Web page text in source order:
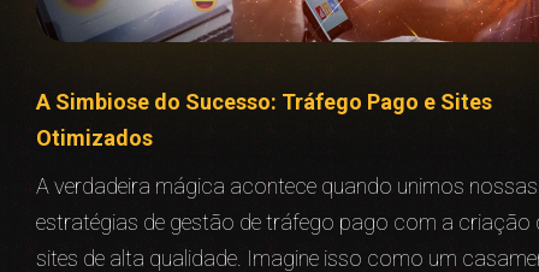
A Simbiose do Sucesso: Tráfego Pago e Sites
Otimizados
A verdadeira mágica acontece quando unimos nossas
estratégias de gestão de tráfego pago com a criação
sites de alta qualidade. Imagine isso como um